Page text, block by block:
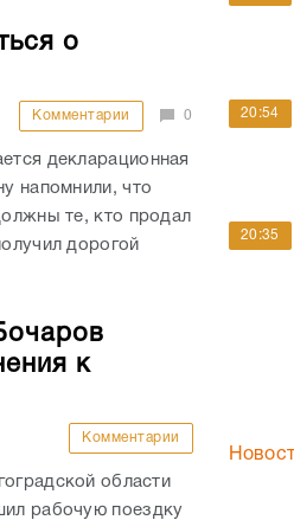
о
Комментарии 0
декларационная
напомнили, что
те, кто продал
дорогой
к
Комментарии
области
рабочую поездку
20:54
20:35